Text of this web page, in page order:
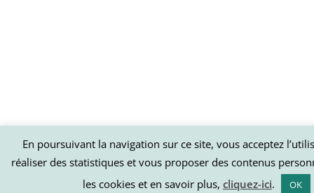
En poursuivant la navigation sur ce site, vous acceptez
réaliser des statistiques et vous proposer des contenus
les cookies et en savoir plus, cliquez-ici. OK